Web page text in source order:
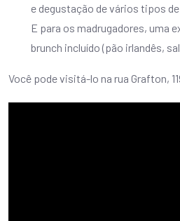
e degustação de vários tipos
E para os madrugadores, uma
brunch incluído (pão irlandês,
Você pode visitá-lo na rua Grafton,